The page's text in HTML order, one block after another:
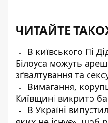
ЧИТАЙТЕ
В київського Пі
Білоуса можуть
зґвалтування та
Вимагання,
Київщині викрито
В Україні